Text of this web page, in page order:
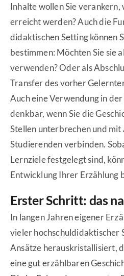
Inhalte wollen Sie verankern,
erreicht werden? Auch die
didaktischen Setting können
bestimmen: Möchten Sie sie
verwenden? Oder als
Transfer des vorher
Auch eine Verwendung in
denkbar, wenn Sie die
Stellen unterbrechen und
Studierenden verbinden.
Lernziele festgelegt sind,
Entwicklung Ihrer Erzählung
Erster Schritt: das
In langen Jahren eigener
vieler hochschuldidaktischer
Ansätze herauskristallisiert,
eine gut erzählbaren